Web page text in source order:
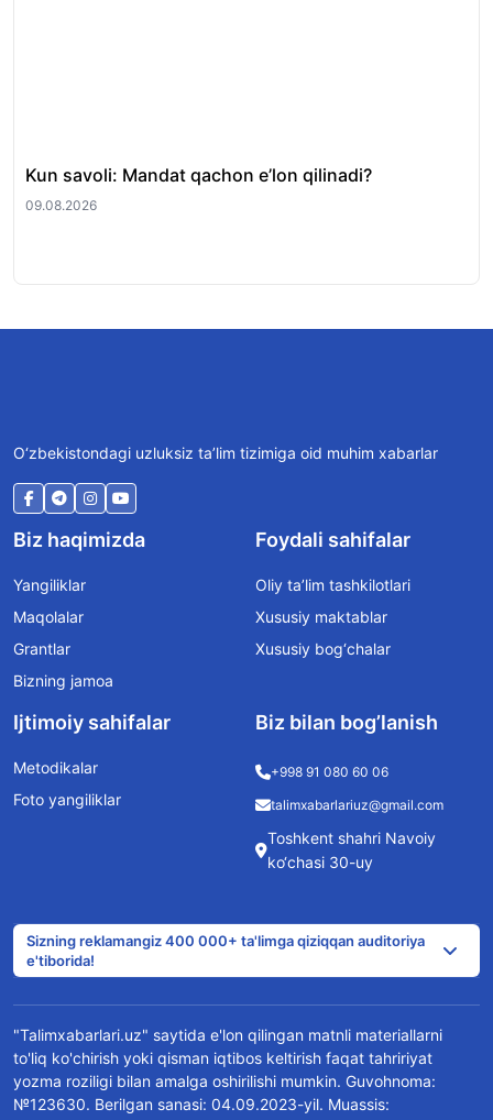
Kun savoli: Mandat qachon e’lon qilinadi?
09.08.2026
O‘zbekistondagi uzluksiz ta’lim tizimiga oid muhim xabarlar
Biz haqimizda
Yangiliklar
Maqolalar
Grantlar
Bizning jamoa
Foydali sahifalar
Oliy ta’lim tashkilotlari
Xususiy maktablar
Xususiy bog‘chalar
Ijtimoiy sahifalar
Metodikalar
Foto yangiliklar
Biz bilan bog’lanish
+998 91 080 60 06
talimxabarlariuz@gmail.com
Toshkent shahri Navoiy
ko‘chasi 30-uy
Sizning reklamangiz 400 000+ ta'limga qiziqqan auditoriya
e'tiborida!
"Talimxabarlari.uz" saytida e'lon qilingan matnli materiallarni
to'liq ko'chirish yoki qisman iqtibos keltirish faqat tahririyat
yozma roziligi bilan amalga oshirilishi mumkin. Guvohnoma:
№123630. Berilgan sanasi: 04.09.2023-yil. Muassis: